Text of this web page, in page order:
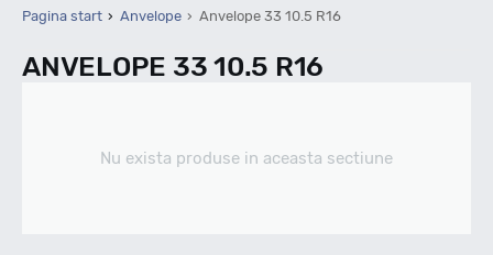
Pagina start Anvelope Anvelope 33 10.5 R16
ANVELOPE 33 10.5 R16
Nu exista produse in aceasta sectiune